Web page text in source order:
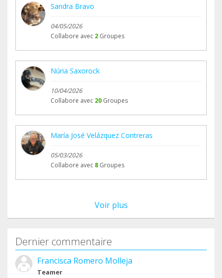
Sandra Bravo
04/05/2026
Collabore avec 2 Groupes
Núria Saxorock
10/04/2026
Collabore avec 20 Groupes
María José Velázquez Contreras
05/03/2026
Collabore avec 8 Groupes
Voir plus
Dernier commentaire
Francisca Romero Molleja
Teamer